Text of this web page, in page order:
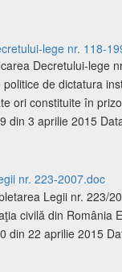
lege nr. 118-
Decretului-lege
de dictatura
ori constituite în
din 3 aprilie 2015
nr. 223-2007.doc
Legii nr. 223/
civilă din România
din 22 aprilie 2015